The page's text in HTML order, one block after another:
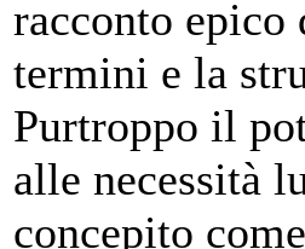
racconto
termini e la
Purtroppo il
alle necessità
concepito